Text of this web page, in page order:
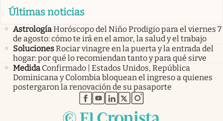
Últimas noticias
AstrologíaHoróscopo del Niño Prodigio para el viernes 7
de agosto: cómo te irá en el amor, la salud y el trabajo
SolucionesRociar vinagre en la puerta y la entrada del
hogar: por qué lo recomiendan tanto y para qué sirve
Medida Confirmado | Estados Unidos, República
Dominicana y Colombia bloquean el ingreso a quienes
postergaron la renovación de su pasaporte
abre en nueva pestaña
abre en nueva pestaña
abre en nueva pestaña
abre en nueva pestaña
abre en nueva pestaña